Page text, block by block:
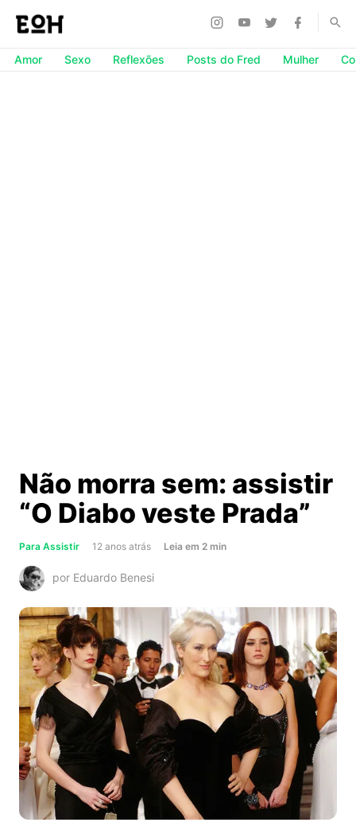
Amor Sexo Reflexões Posts do Fred Mulher
Não morra sem: assistir
“O Diabo veste Prada”
Para Assistir 12 anos atrás Leia about
assistir
“O
Diabo
veste
Prada”
em 2 min
por Eduardo Benesi